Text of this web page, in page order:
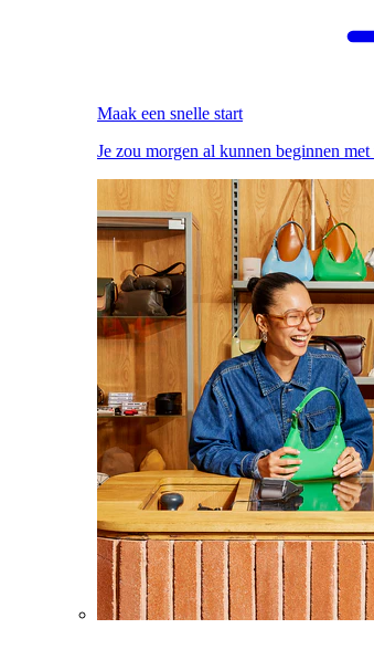
Maak een snelle start
Je zou morgen al kunnen beginnen